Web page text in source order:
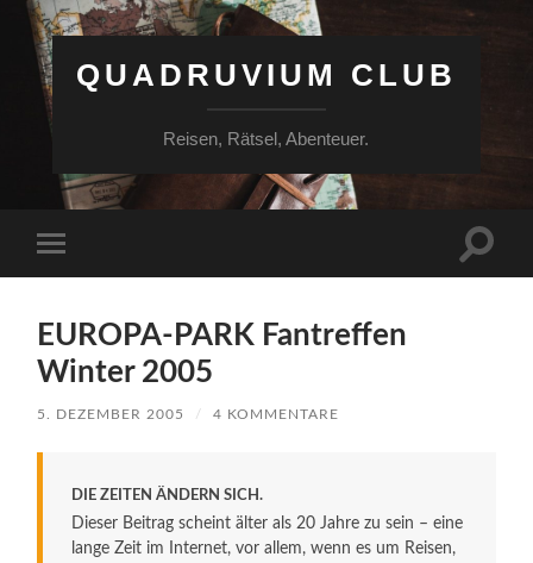
QUADRUVIUM CLUB
Reisen, Rätsel, Abenteuer.
Menü
EUROPA-PARK Fantreffen
Winter 2005
5. DEZEMBER 2005 / 4 KOMMENTARE
DIE ZEITEN ÄNDERN SICH.
Dieser Beitrag scheint älter als 20 Jahre zu sein – eine
lange Zeit im Internet, vor allem, wenn es um Reisen,